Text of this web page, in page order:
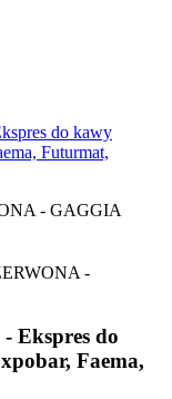
do kawy
Futurmat,
Ekspres do
Faema,